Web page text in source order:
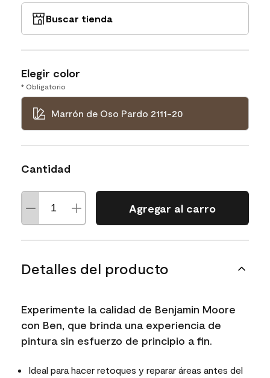
Buscar tienda
Elegir color
* Obligatorio
Marrón de Oso Pardo 2111-20
Cantidad
Agregar al carro
Detalles del producto
Experimente la calidad de Benjamin Moore
con Ben, que brinda una experiencia de
pintura sin esfuerzo de principio a fin.
Ideal para hacer retoques y reparar áreas antes del